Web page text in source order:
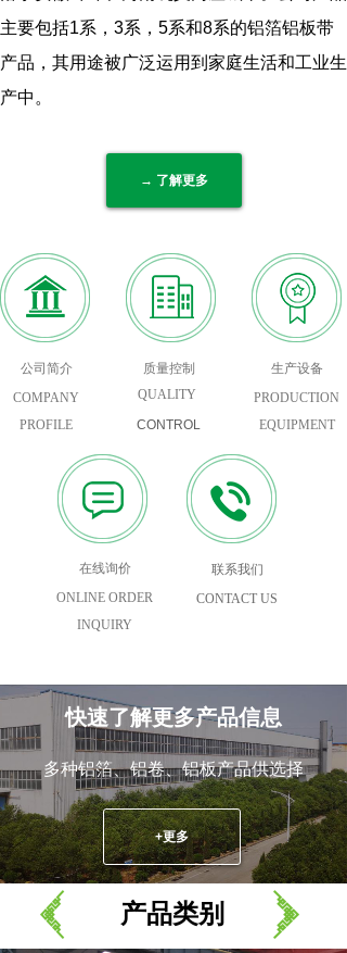
联系我们
CONTACT US
生产设备
PRODUCTION
EQUIPMENT
质量控制
QUALITY
CONTROL
公司简介
COMPANY
PROFILE
→ 了解更多
主要包括1系，3系，5系和8系的铝箔铝板带
产品，其用途被广泛运用到家庭生活和工业生
产中。
在线询价
ONLINE ORDER
INQUIRY
快速了解更多产品信息
多种铝箔、铝卷、铝板产品供选择
+更多
产品类别